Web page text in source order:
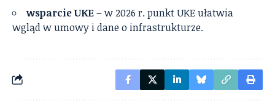
wsparcie UKE– w 2026 r. punkt UKE ułatwia
wgląd w umowy i dane o infrastrukturze.